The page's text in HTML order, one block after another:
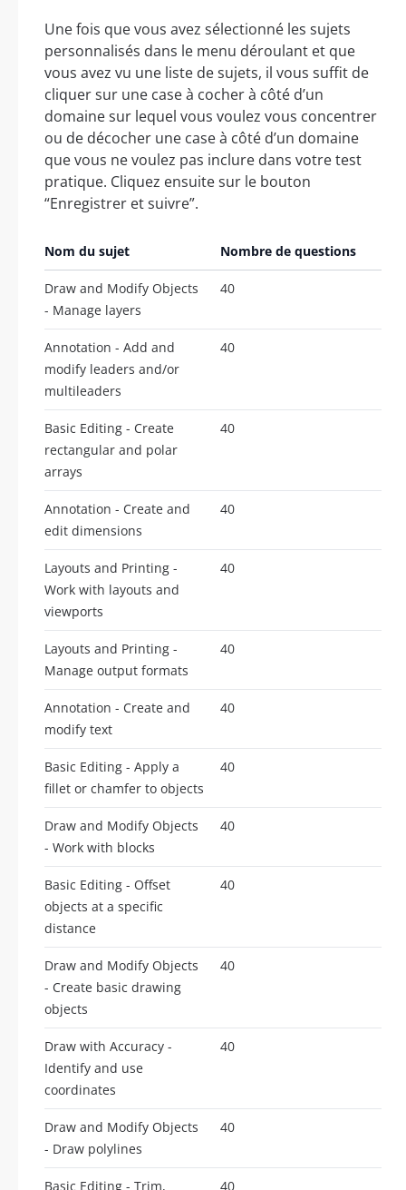
Une fois que vous avez sélectionné les sujets
personnalisés dans le menu déroulant et que
vous avez vu une liste de sujets, il vous suffit de
cliquer sur une case à cocher à côté d’un
domaine sur lequel vous voulez vous concentrer
ou de décocher une case à côté d’un domaine
que vous ne voulez pas inclure dans votre test
pratique. Cliquez ensuite sur le bouton
“Enregistrer et suivre”.
Nom du sujet Nombre de questions
Draw and Modify Objects
- Manage layers
40
Annotation - Add and
modify leaders and/or
multileaders
40
Basic Editing - Create
rectangular and polar
arrays
40
Annotation - Create and
edit dimensions
40
Layouts and Printing -
Work with layouts and
viewports
40
Layouts and Printing -
Manage output formats
40
Annotation - Create and
modify text
40
Basic Editing - Apply a
fillet or chamfer to objects
40
Draw and Modify Objects
- Work with blocks
40
Basic Editing - Offset
objects at a specific
distance
40
Draw and Modify Objects
- Create basic drawing
objects
40
Draw with Accuracy -
Identify and use
coordinates
40
Draw and Modify Objects
- Draw polylines
40
Basic Editing - Trim,
40